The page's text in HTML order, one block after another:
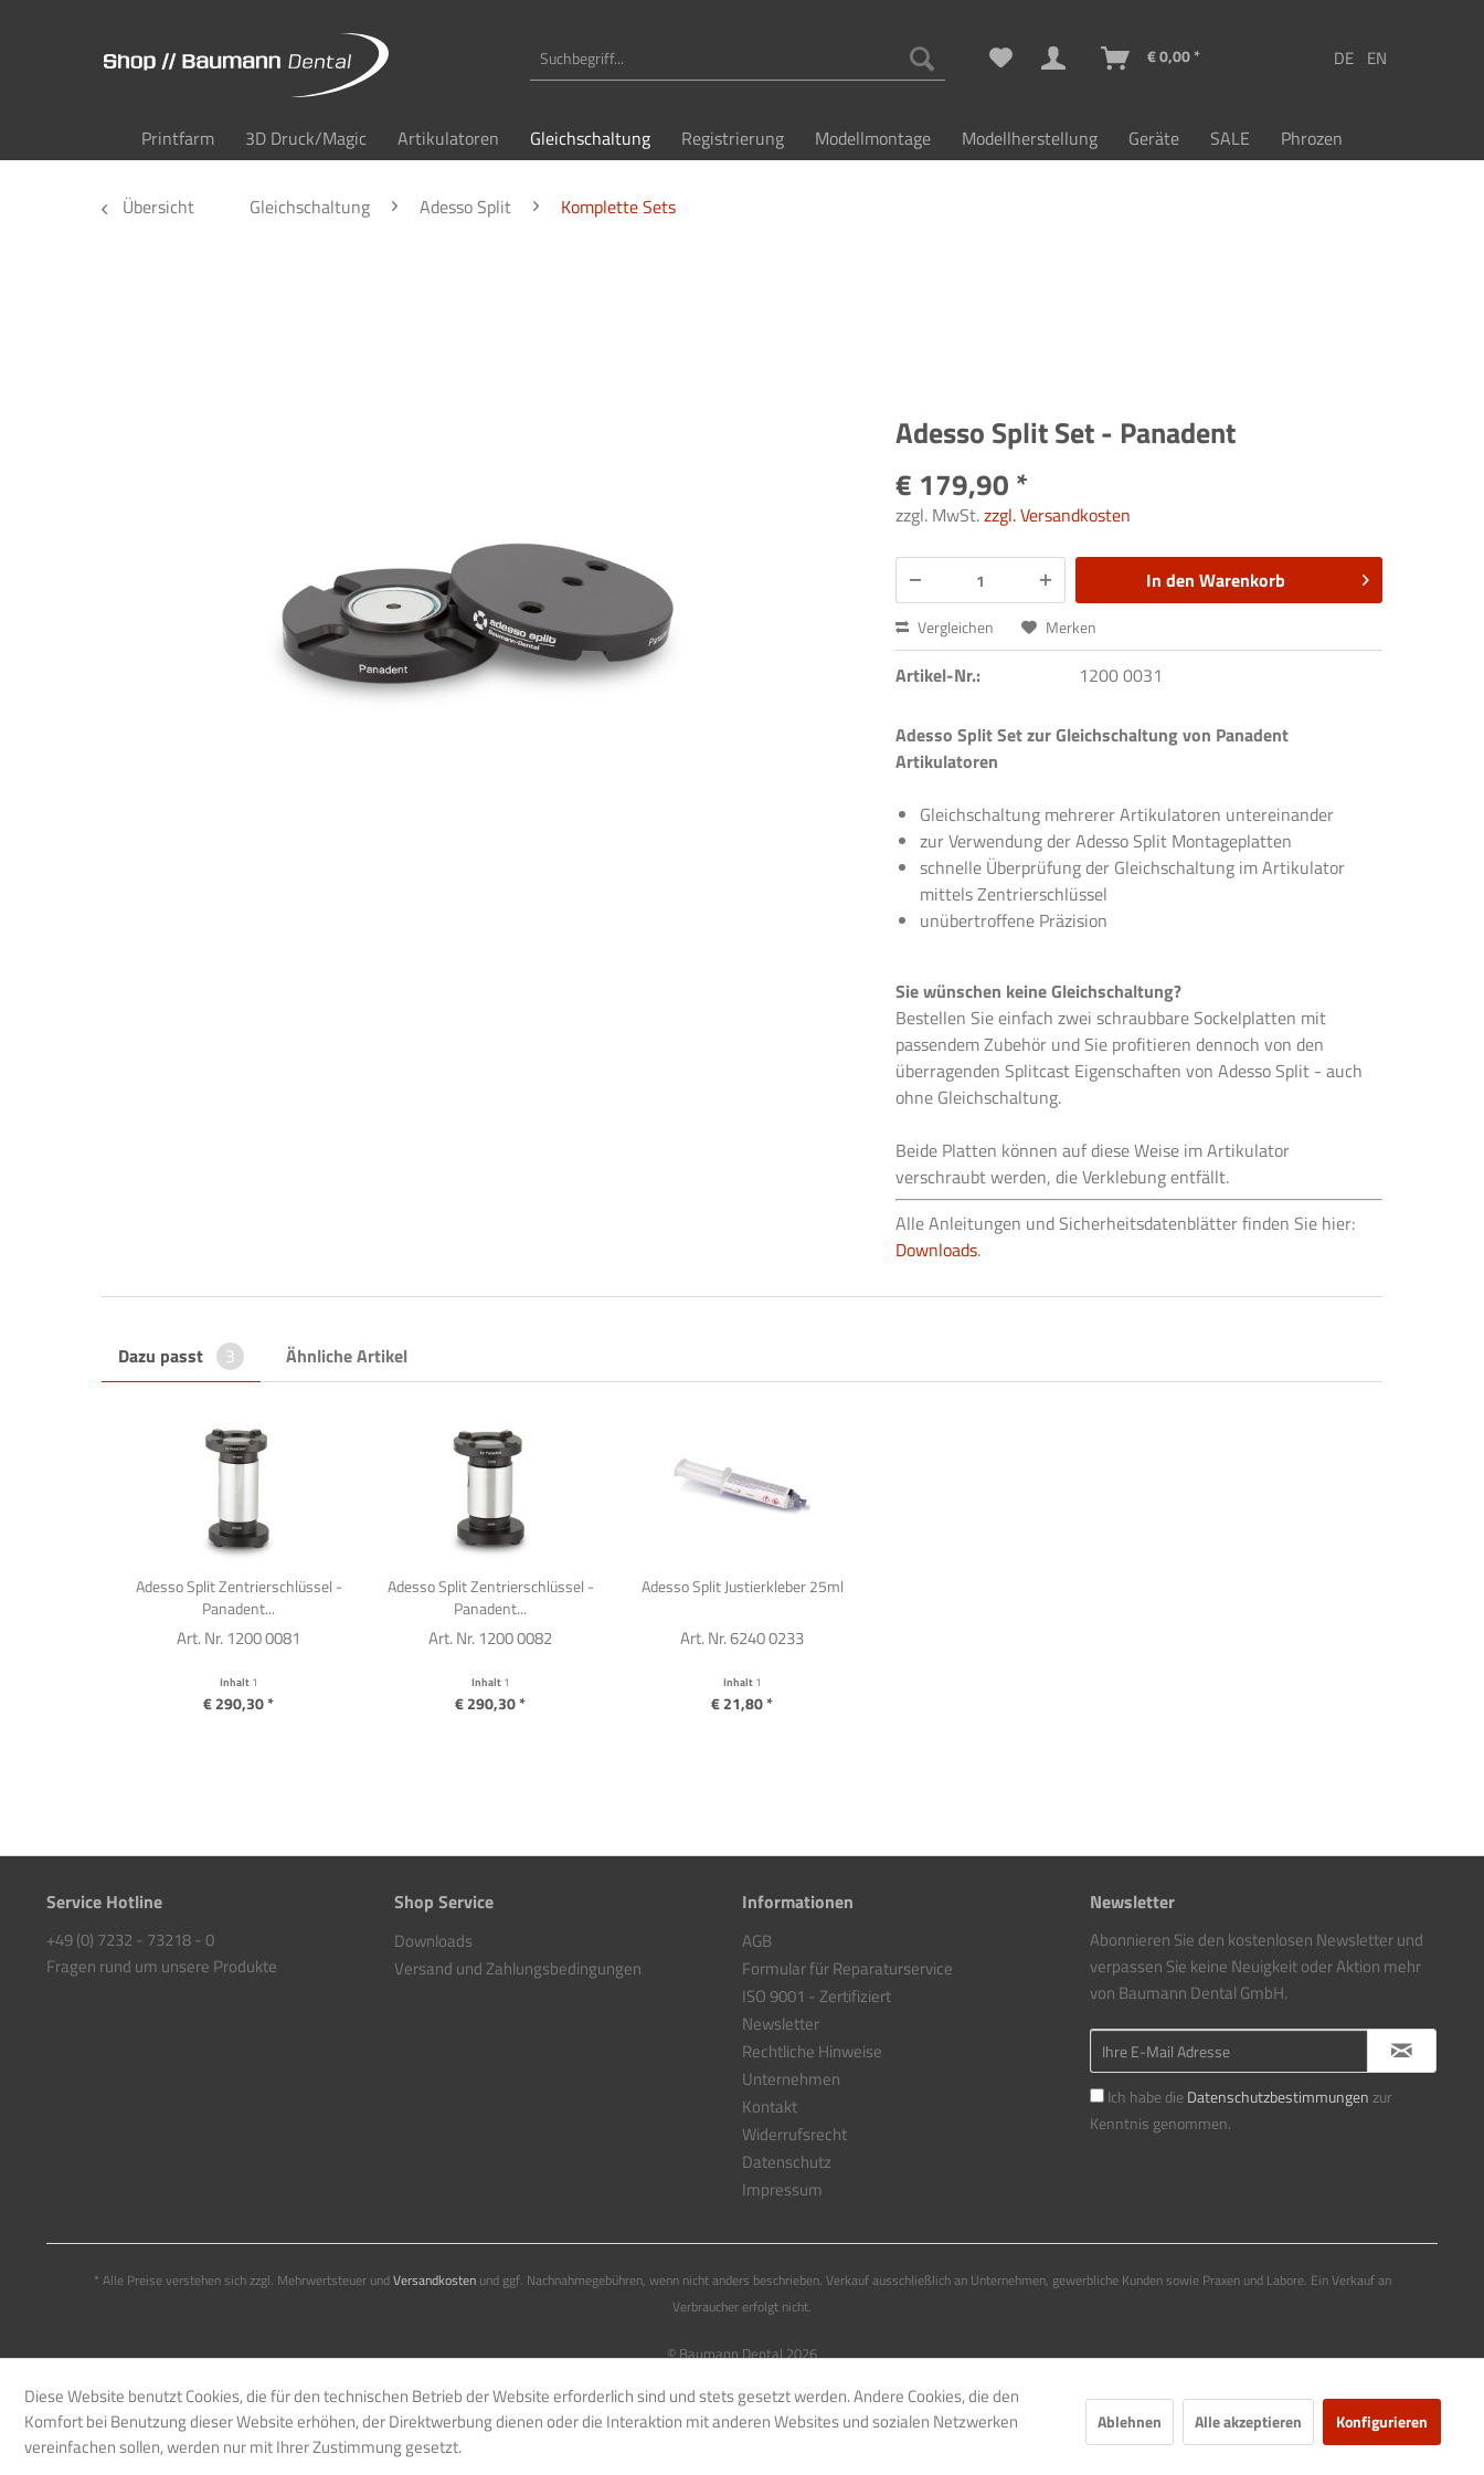
€ 0,00 *
Printfarm 3D Druck/Magic Artikulatoren Gleichschaltung Registrierung Modellmontage Modellherstellung Geräte SALE Phrozen
Übersicht Gleichschaltung Adesso Split Komplette Sets
Adesso Split Set - Panadent
€ 179,90 *
zzgl. MwSt.zzgl. Versandkosten
In den Warenkorb
Vergleichen Merken
Artikel-Nr.: 1200 0031
Adesso Split Set zur Gleichschaltung von Panadent
Artikulatoren
Gleichschaltung mehrerer Artikulatoren untereinander
zur Verwendung der Adesso Split Montageplatten
schnelle Überprüfung der Gleichschaltung im Artikulator
mittels Zentrierschlüssel
unübertroffene Präzision
Sie wünschen keine Gleichschaltung?
Bestellen Sie einfach zwei schraubbare Sockelplatten mit
passendem Zubehör und Sie profitieren dennoch von den
überragenden Splitcast Eigenschaften von Adesso Split - auch
ohne Gleichschaltung.
Beide Platten können auf diese Weise im Artikulator
verschraubt werden, die Verklebung entfällt.
Alle Anleitungen und Sicherheitsdatenblätter finden Sie hier:
Downloads.
Dazu passt 3 Ähnliche Artikel
Adesso Split Zentrierschlüssel -
Panadent...
Art. Nr. 1200 0081
Inhalt 1
€ 290,30 *
Adesso Split Zentrierschlüssel -
Panadent...
Art. Nr. 1200 0082
Inhalt 1
€ 290,30 *
Adesso Split Justierkleber 25ml
Art. Nr. 6240 0233
Inhalt 1
€ 21,80 *
Service Hotline
+49 (0) 7232 - 73218 - 0
Fragen rund um unsere Produkte
Shop Service
Downloads
Versand und Zahlungsbedingungen
Informationen
AGB
Formular für Reparaturservice
ISO 9001 - Zertifiziert
Newsletter
Rechtliche Hinweise
Unternehmen
Kontakt
Widerrufsrecht
Datenschutz
Impressum
Newsletter
Abonnieren Sie den kostenlosen Newsletter und
verpassen Sie keine Neuigkeit oder Aktion mehr
von Baumann Dental GmbH.
Ich habe dieDatenschutzbestimmungenzur
Kenntnis genommen.
* Alle Preise verstehen sich zzgl. Mehrwertsteuer undVersandkostenund ggf. Nachnahmegebühren, wenn nicht anders beschrieben. Verkauf ausschließlich an Unternehmen, gewerbliche Kunden sowie Praxen und Labore. Ein Verkauf an
Verbraucher erfolgt nicht.
© Baumann Dental 2026
Diese Website benutzt Cookies, die für den technischen Betrieb der Website erforderlich sind und stets gesetzt werden. Andere Cookies, die den
Komfort bei Benutzung dieser Website erhöhen, der Direktwerbung dienen oder die Interaktion mit anderen Websites und sozialen Netzwerken
vereinfachen sollen, werden nur mit Ihrer Zustimmung gesetzt.
Ablehnen Alle akzeptieren Konfigurieren